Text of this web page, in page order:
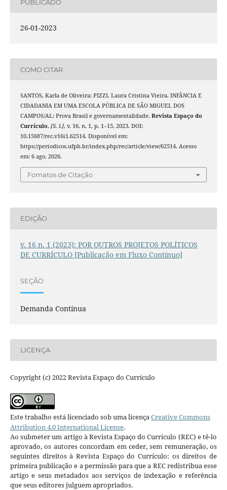
PUBLICADO
26-01-2023
COMO CITAR
SANTOS, Karla de Oliveira; PIZZI, Laura Cristina Vieira. INFÂNCIA E
CIDADANIA EM UMA ESCOLA PÚBLICA DE SÃO MIGUEL DOS
CAMPOS/AL: Prova Brasil e governamentalidade. Revista Espaço do
Currículo, [S. l.], v. 16, n. 1, p. 1–15, 2023. DOI:
10.15687/rec.v16i1.62514. Disponível em:
https://periodicos.ufpb.br/index.php/rec/article/view/62514. Acesso
em: 6 ago. 2026.
Fomatos de Citação
EDIÇÃO
v. 16 n. 1 (2023): POR OUTROS PROJETOS POLÍTICOS
DE CURRÍCULO [Publicação em Fluxo Contínuo]
SEÇÃO
Demanda Contínua
LICENÇA
Copyright (c) 2022 Revista Espaço do Currículo
Este trabalho está licenciado sob uma licençaCreative Commons
Attribution 4.0 International License.
Ao submeter um artigo à Revista Espaço do Currículo (REC) e tê-lo
aprovado, os autores concordam em ceder, sem remuneração, os
seguintes direitos à Revista Espaço do Currículo: os direitos de
primeira publicação e a permissão para que a REC redistribua esse
artigo e seus metadados aos serviços de indexação e referência
que seus editores julguem apropriados.